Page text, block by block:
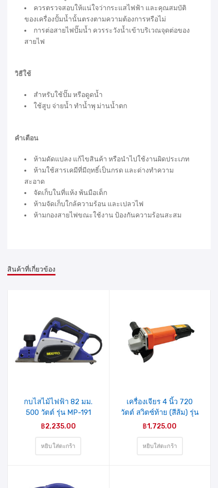
ควรตรวจสอบให้แน่ใจว่ากระแสไฟฟ้า และคุณสมบัติ
ของเครื่องปั้มน้ำนั้นตรงตามความต้องการหรือไม่
การต่อสายไฟปั๊มน้ำ ควรระวังน้ำเข้าบริเวณจุดต่อของ
สายไฟ
วิธีใช้
สำหรับใช้ปั๊ม หรือดูดน้ำ
ใช้สูบ จ่ายน้ำ ทำน้ำพุ ม่านน้ำตก
คำเตือน
ห้ามดัดแปลง แก้ไขสินค้า หรือนำไปใช้งานผิดประเภท
ห้ามใช้สารเคมีที่มีฤทธิ์เป็นกรด และด่างทำความ
สะอาด
จัดเก็บในที่แห้ง พ้นมือเด็ก
ห้ามจัดเก็บใกล้ความร้อน และเปลวไฟ
ห้ามกองสายไฟขณะใช้งาน ป้องกันความร้อนสะสม
สินค้าที่เกี่ยวข้อง
กบไสไม้ไฟฟ้า 82 มม.
500 วัตต์ รุ่น MP-191
MIXPRO
฿2,235.00
หยิบใส่ตะกร้า
เครื่องเจียร 4 นิ้ว 720
วัตต์ สวิตซ์ท้าย (สีส้ม) รุ่น
04-009-002 MIXPRO
฿1,725.00
หยิบใส่ตะกร้า